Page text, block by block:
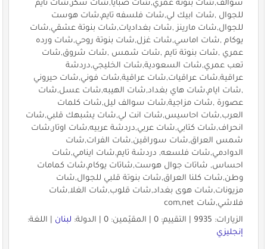
سوالف,شات بنوتة عمري,شات صبايا,شات سكر,شات تايم
للجوال ,شات ابيك لي,شات فلسفه تايم,شات هوست
للجوال,شات مارينز ,شات بغداديات,شات بنوتة عشقي,شات
يوكام ,شات اماسي,شات غزل,شات بنوتة روحي,شات ورده
عمري ,شات بنوتة تايم ,شات شمس ,شات شروق,شات
تعب عمري,شات السعودية,شات الخليجي,دردشة
عراقية,شات عراقيات,شات عراقية,شات فوني,شات حيروني
,شات ايام,شات هاي بغداد,شات الهيبه,شات عسل,شات
عصورة ,شات مزاجية,شات سوالف ليل,شات كلمات
العرب,شات احاسيس,شات انت لي,شات يشبهك قلبي,شات
انحراف,شات كتابي,شات عربي,دردشة عربيه,شات اوتار,شات
شمس العراق,شات سوراقين,شات الفرات,شات
الدوادمي,شات فلسعه, دردشة تايم,شات اينامي,شات
احساس, شاتات جوال هوست,شاتات يوكام,شات كمامات
وطن,شات كلنا العراق,شات بنوتة قلبي للجوال,شات
مزيونات,شات هوى بغداد,شات قلوب,شات الغلا,شات
فلاشي,شات com,net
الزيارات: 9935 | التقييم: 0 | المقيّمين: 0 | الدولة:
لبنان| اللغة:
إنجليزي